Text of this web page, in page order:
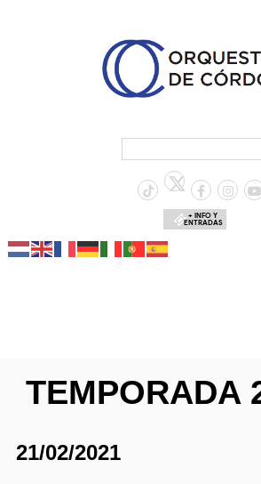
+ INFO Y
ENTRADAS
TEMPORADA
21/02/2021